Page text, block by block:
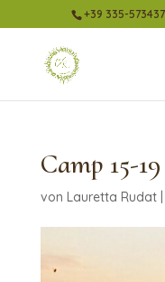
+39 335-
Camp 15-
von Lauretta Rudat|